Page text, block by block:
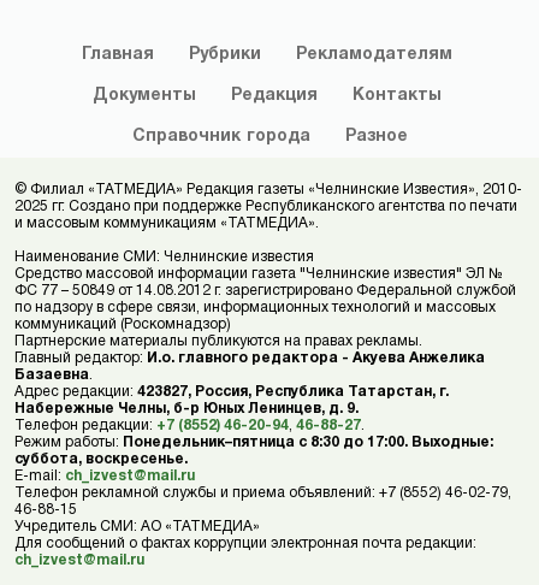
Главная Рубрики Рекламодателям
Документы Редакция Контакты
Справочник города Разное
© Филиал «ТАТМЕДИА» Редакция газеты «Челнинские Известия», 2010-
2025 гг. Создано при поддержке Республиканского агентства по печати
и массовым коммуникациям «ТАТМЕДИА».
Наименование СМИ: Челнинские известия
Средство массовой информации газета "Челнинские известия" ЭЛ №
ФС 77 – 50849 от 14.08.2012 г. зарегистрировано Федеральной службой
по надзору в сфере связи, информационных технологий и массовых
коммуникаций (Роскомнадзор)
Партнерские материалы публикуются на правах рекламы.
Главный редактор: И.о. главного редактора - Акуева Анжелика
Базаевна
Адрес редакции: 423827, Россия, Республика Татарстан, г.
Набережные Челны, б-р Юных Ленинцев, д. 9.
Телефон редакции: +7 (8552) 46-20-94 46-88-27
Режим работы: Понедельник–пятница с 8:30 до 17:00. Выходные:
суббота, воскресенье.
E-mail: ch_izvest@mail.ru
Телефон рекламной службы и приема объявлений: +7 (8552) 46-02-79,
46-88-15
Учредитель СМИ: АО «ТАТМЕДИА»
Для сообщений о фактах коррупции электронная почта редакции:
ch_izvest@mail.ru